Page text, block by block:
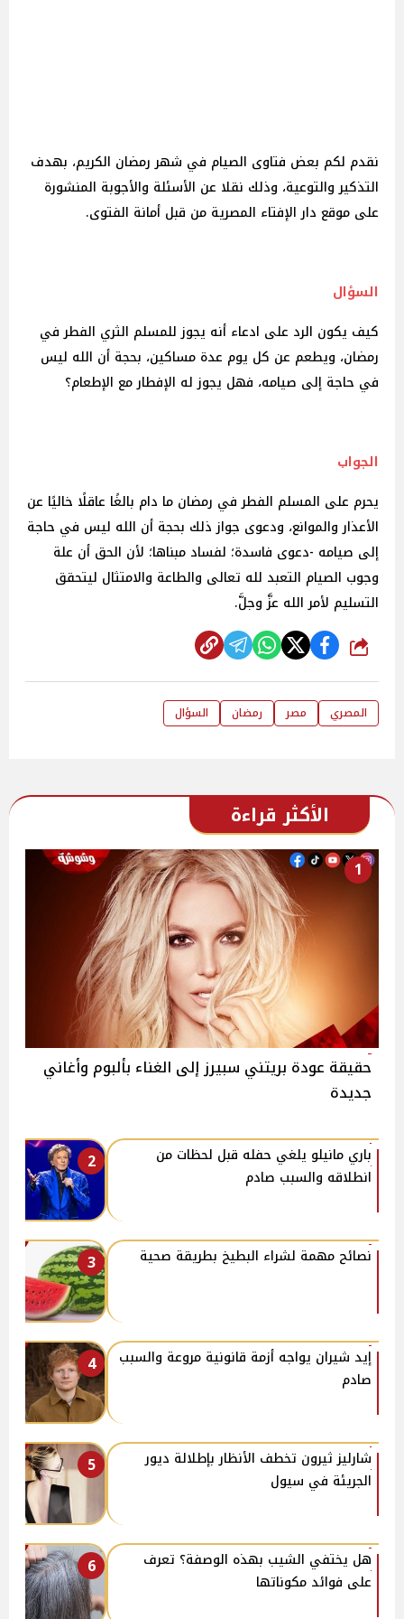
نقدم لكم بعض فتاوى الصيام في شهر رمضان الكريم، بهدف
التذكير والتوعية، وذلك نقلا عن الأسئلة والأجوبة المنشورة
على موقع دار الإفتاء المصرية من قبل أمانة الفتوى.
السؤال
كيف يكون الرد على ادعاء أنه يجوز للمسلم الثري الفطر في
رمضان، ويطعم عن كل يوم عدة مساكين، بحجة أن الله ليس
في حاجة إلى صيامه، فهل يجوز له الإفطار مع الإطعام؟
الجواب
يحرم على المسلم الفطر في رمضان ما دام بالغًا عاقلًا خاليًا عن
الأعذار والموانع، ودعوى جواز ذلك بحجة أن الله ليس في حاجة
إلى صيامه -دعوى فاسدة؛ لفساد مبناها؛ لأن الحق أن علة
وجوب الصيام التعبد لله تعالى والطاعة والامتثال ليتحقق
التسليم لأمر الله عزَّ وجلَّ.
شارك
المصري مصر رمضان السؤال
الأكثر قراءة
1
حقيقة عودة بريتني سبيرز إلى الغناء بألبوم وأغاني
جديدة
2
باري مانيلو يلغي حفله قبل لحظات من
انطلاقه والسبب صادم
3 نصائح مهمة لشراء البطيخ بطريقة صحية
4
إيد شيران يواجه أزمة قانونية مروعة والسبب
صادم
5
شارليز ثيرون تخطف الأنظار بإطلالة ديور
الجريئة في سيول
6
هل يختفي الشيب بهذه الوصفة؟ تعرف
على فوائد مكوناتها